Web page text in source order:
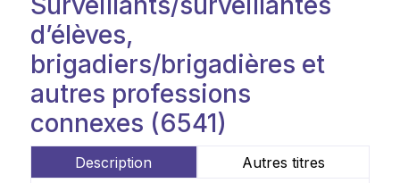
d’élèves,
brigadiers/brigadières et
autres professions
connexes (6541)
Description
Autres titres